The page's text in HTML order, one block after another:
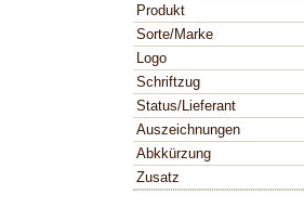
Produkt
Sorte/Marke
Logo
Schriftzug
Status/Lieferant
Auszeichnungen
Abkkürzung
Zusatz